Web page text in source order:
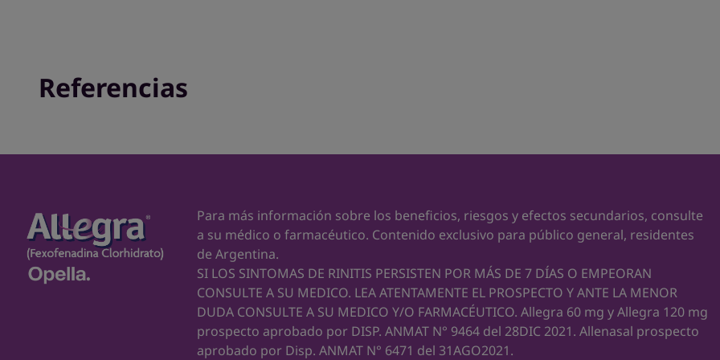
Referencias
1. Prospecto Aprobado Allegra 60 mg, Allegra 120 mg y Allenasal. *Opella dive YTD through Sept 2022. ** La
10. Potencia: Horak F, Stübner UP. Comparative tolerability of second generation antihistamines. Drug Saf. 1999
Para más información sobre los beneficios, riesgos y efectos secundarios, consulte
a su médico o farmacéutico. Contenido exclusivo para público general, residentes
de Argentina.
SI LOS SINTOMAS DE RINITIS PERSISTEN POR MÁS DE 7 DÍAS O EMPEORAN
CONSULTE A SU MEDICO. LEA ATENTAMENTE EL PROSPECTO Y ANTE LA MENOR
DUDA CONSULTE A SU MEDICO Y/O FARMACÉUTICO. Allegra 60 mg y Allegra 120 mg
prospecto aprobado por DISP. ANMAT N° 9464 del 28DIC 2021. Allenasal prospecto
aprobado por Disp. ANMAT N° 6471 del 31AGO2021.